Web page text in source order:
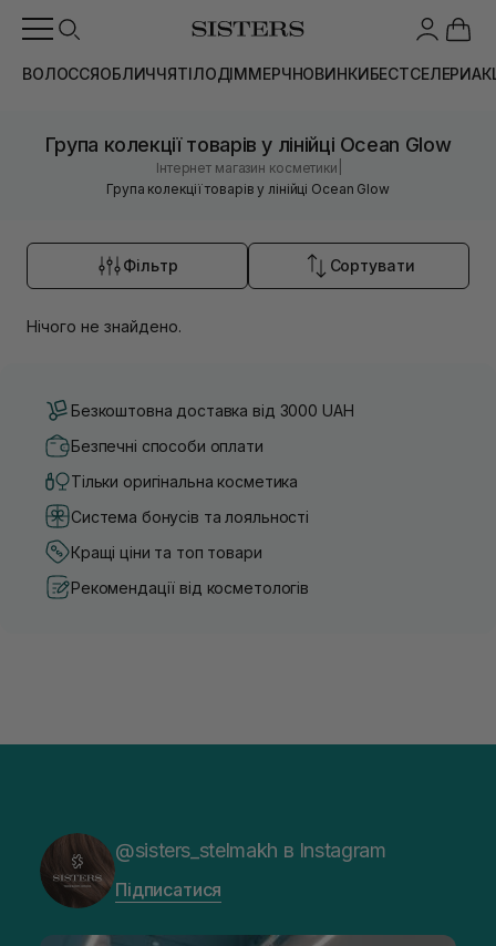
ВОЛОССЯОБЛИЧЧЯТІЛОДІММЕРЧНОВИНКИБЕСТСЕЛЕРИ
Група колекції товарів у лінійці Ocean Glow
Інтернет магазин косметики
Група колекції товарів у лінійці Ocean Glow
Фільтр Сортувати
Нічого не знайдено.
Безкоштовна доставка від 3000 UAH
Безпечні способи оплати
Тільки оригінальна косметика
Система бонусів та лояльності
Кращі ціни та топ товари
Рекомендації від косметологів
@sisters_stelmakh в Instagram
Підписатися